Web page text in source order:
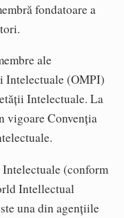
fondatoare a
ale
Intelectuale (OMPI)
Intelectuale. La
vigoare Convenția
(conform
Intellectual
una din agențiile